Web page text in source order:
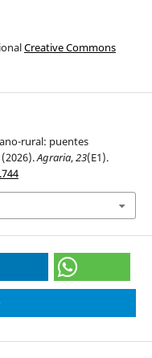
Creative Commons
rural: puentes
(2026).Agraria,23(E1).